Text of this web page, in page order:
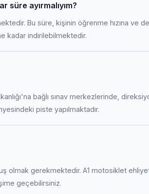
süre ayırmalıyım?
Bu süre, kişinin öğrenme hızına ve
kadar indirilebilmektedir.
bağlı sınav merkezlerinde,
piste yapılmaktadır.
olmak gerekmektedir. A1 motosiklet
geçebilirsiniz.